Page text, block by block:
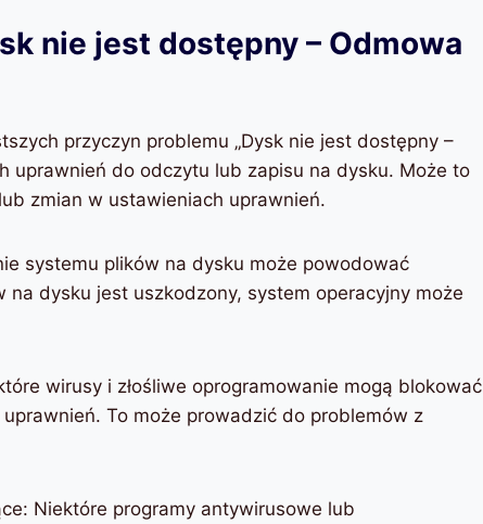
nie jest dostępny – Odmowa
przyczyn problemu „Dysk nie jest dostępny –
uprawnień do odczytu lub zapisu na dysku. Może to
zmian w ustawieniach uprawnień.
systemu plików na dysku może powodować
dysku jest uszkodzony, system operacyjny może
wirusy i złośliwe oprogramowanie mogą blokować
To może prowadzić do problemów z
Niektóre programy antywirusowe lub